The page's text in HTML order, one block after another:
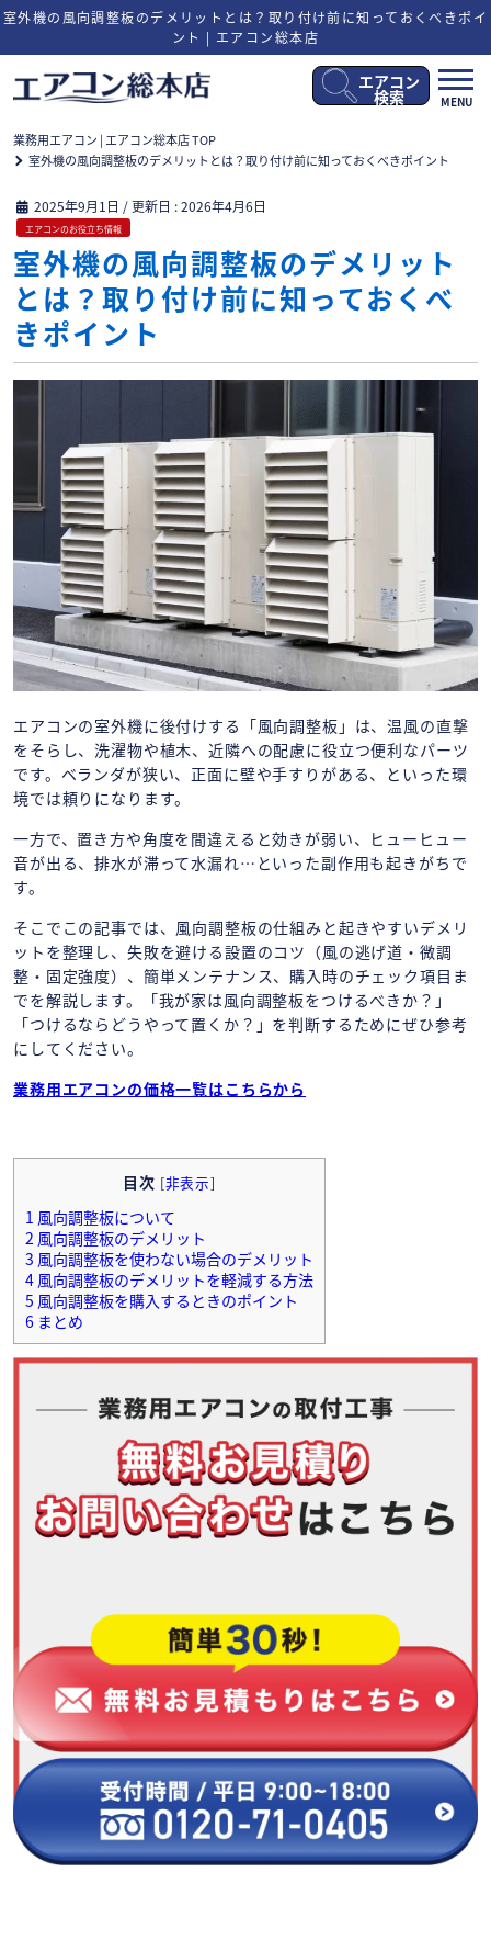
室外機の風向調整板のデメリットとは？取り付け前に知っておくべきポイ
ント | エアコン総本店
メ
ニ
MENU
エアコン
検索
業務用エアコン | エアコン総本店 TOP
室外機の風向調整板のデメリットとは？取り付け前に知っておくべきポイント
2025年9月1日 / 更新日 :2026年4月6日
エアコンのお役立ち情報
室外機の風向調整板のデメリット
とは？取り付け前に知っておくべ
きポイント
エアコンの室外機に後付けする「風向調整板」は、温風の直撃
をそらし、洗濯物や植木、近隣への配慮に役立つ便利なパーツ
です。ベランダが狭い、正面に壁や手すりがある、といった環
境では頼りになります。
一方で、置き方や角度を間違えると効きが弱い、ヒューヒュー
音が出る、排水が滞って水漏れ…といった副作用も起きがちで
す。
そこでこの記事では、風向調整板の仕組みと起きやすいデメリ
ットを整理し、失敗を避ける設置のコツ（風の逃げ道・微調
整・固定強度）、簡単メンテナンス、購入時のチェック項目ま
でを解説します。「我が家は風向調整板をつけるべきか？」
「つけるならどうやって置くか？」を判断するためにぜひ参考
にしてください。
業務用エアコンの価格一覧はこちらから
目次 [非表示]
1 風向調整板について
2 風向調整板のデメリット
3 風向調整板を使わない場合のデメリット
4 風向調整板のデメリットを軽減する方法
5 風向調整板を購入するときのポイント
6 まとめ